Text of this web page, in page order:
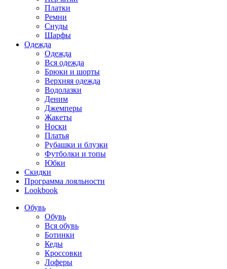
Платки
Ремни
Снуды
Шарфы
Одежда
Одежда
Вся одежда
Брюки и шорты
Верхняя одежда
Водолазки
Деним
Джемперы
Жакеты
Носки
Платья
Рубашки и блузки
Футболки и топы
Юбки
Скидки
Программа лояльности
Lookbook
Обувь
Обувь
Вся обувь
Ботинки
Кеды
Кроссовки
Лоферы